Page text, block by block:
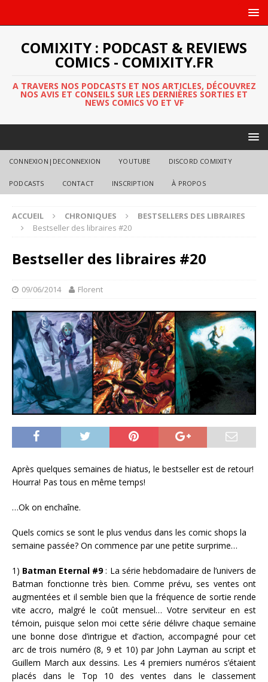
COMIXITY : PODCAST & REVIEWS
COMICS - COMIXITY.FR
A TRAVERS NOS PODCASTS ET NOS ARTICLES, DÉCOUVREZ
NOS AVIS ET CONSEILS SUR LES DERNIÈRES SORTIES ET
NEWS COMICS VO ET VF
CONNEXION|DECONNEXION YOUTUBE DISCORD COMIXITY
PODCASTS CONTACT INSCRIPTION À PROPOS
ACCUEIL CHRONIQUES
BESTSELLERS DES LIBRAIRES
Bestseller des libraires #20
Bestseller des libraires #20
09/06/2014 Florent
Après quelques semaines de hiatus, le bestseller est de retour!
Hourra! Pas tous en même temps!
…Ok on enchaîne.
Quels comics se sont le plus vendus dans les comic shops la
semaine passée? On commence par une petite surprime…
1) Batman Eternal #9: La série hebdomadaire de l’univers de
Batman fonctionne très bien. Comme prévu, ses ventes ont
augmentées et il semble bien que la fréquence de sortie rende
vite accro, malgré le coût mensuel… Votre serviteur en est
témoin, puisque selon moi cette série délivre chaque semaine
une bonne dose d’intrigue et d’action, accompagné pour cet
arc de trois numéro (8, 9 et 10) par John Layman au script et
Guillem March aux dessins. Les 4 premiers numéros s’étaient
placés dans le Top 10 des ventes dans le classement